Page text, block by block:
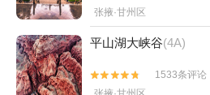
张掖·甘州区
平山湖大峡谷(4A)


1533条评论